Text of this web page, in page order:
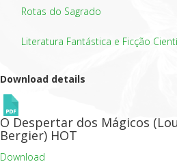
Rotas do Sagrado
Literatura Fantástica e Ficção
Download details
O Despertar dos Mágicos
Bergier) HOT
Download